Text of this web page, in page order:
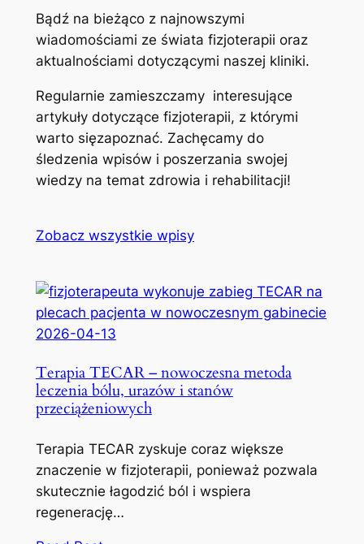
Bądź na bieżąco z najnowszymi
wiadomościami ze świata fizjoterapii oraz
aktualnościami dotyczącymi naszej kliniki.
Regularnie zamieszczamy interesujące
artykuły dotyczące fizjoterapii, z którymi
warto sięzapoznać. Zachęcamy do
śledzenia wpisów i poszerzania swojej
wiedzy na temat zdrowia i rehabilitacji!
Zobacz wszystkie wpisy
2026-04-13
Terapia TECAR – nowoczesna metoda
leczenia bólu, urazów i stanów
przeciążeniowych
Terapia TECAR zyskuje coraz większe
znaczenie w fizjoterapii, ponieważ pozwala
skutecznie łagodzić ból i wspiera
regenerację…